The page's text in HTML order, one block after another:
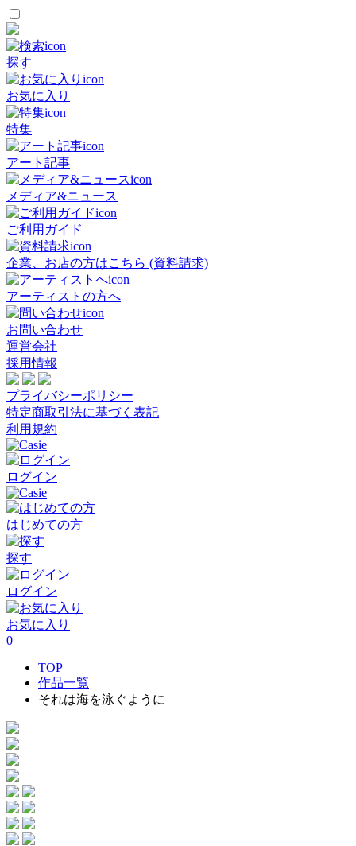
探す
お気に入り
特集
アート記事
メディア&ニュース
ご利用ガイド
企業、お店の方はこちら (資料請求)
アーティストの方へ
お問い合わせ
運営会社
採用情報
プライバシーポリシー
特定商取引法に基づく表記
利用規約
ログイン
はじめての方
探す
ログイン
お気に入り
0
TOP
作品一覧
それは海を泳ぐように